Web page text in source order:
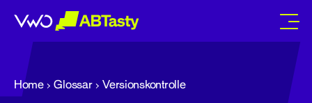
abtasty
Home Glossar Versionskontrolle